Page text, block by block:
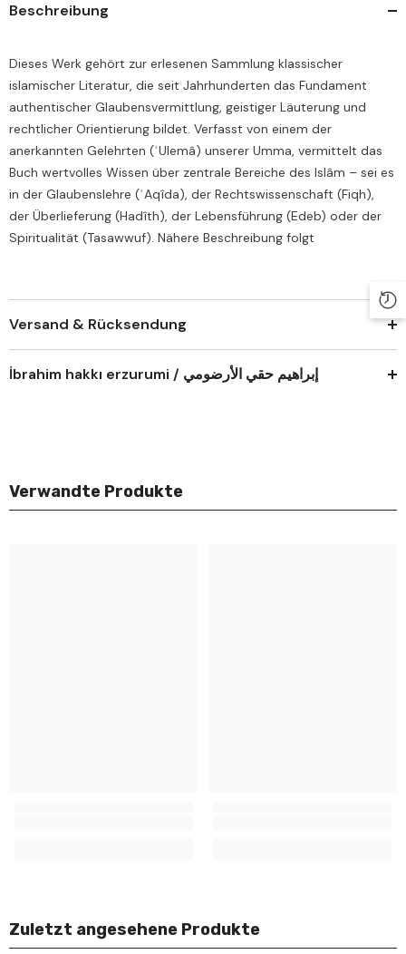
Beschreibung
Dieses Werk gehört zur erlesenen Sammlung klassischer
islamischer Literatur, die seit Jahrhunderten das Fundament
authentischer Glaubensvermittlung, geistiger Läuterung und
rechtlicher Orientierung bildet. Verfasst von einem der
anerkannten Gelehrten (ʿUlemâ) unserer Umma, vermittelt das
Buch wertvolles Wissen über zentrale Bereiche des Islâm – sei es
in der Glaubenslehre (ʿAqîda), der Rechtswissenschaft (Fiqh),
der Überlieferung (Hadîth), der Lebensführung (Edeb) oder der
Spiritualität (Tasawwuf). Nähere Beschreibung folgt
Versand & Rücksendung
İbrahim hakkı erzurumi / إبراهيم حقي الأرضومي
Verwandte Produkte
Zuletzt angesehene Produkte